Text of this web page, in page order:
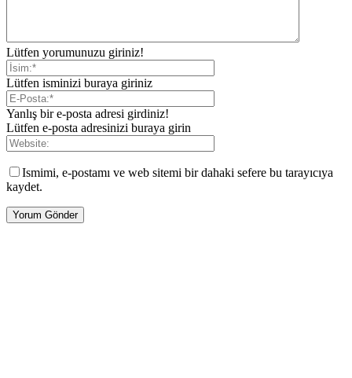
Lütfen yorumunuzu giriniz!
Lütfen isminizi buraya giriniz
Yanlış bir e-posta adresi girdiniz!
Lütfen e-posta adresinizi buraya girin
Ismimi, e-postamı ve web sitemi bir dahaki sefere bu tarayıcıya
kaydet.